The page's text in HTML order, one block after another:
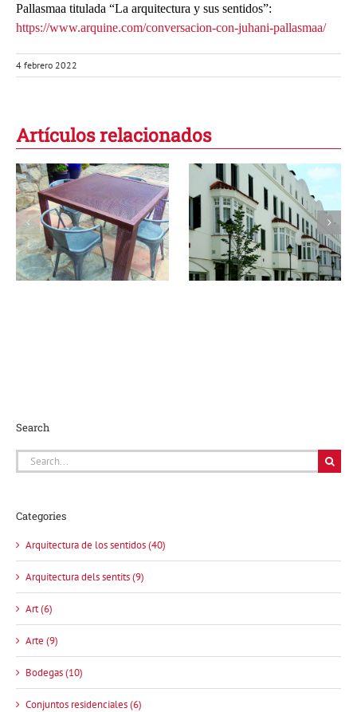
Pallasmaa titulada “La arquitectura y sus sentidos”:
https://www.arquine.com/conversacion-con-juhani-pallasmaa/
4 febrero 2022
Artículos relacionados
Conjunto
residencial en
Calella: habitar el
Mediterráneo
La casa de los
cinco elementos y
la luna
Search
Search
for:
Categories
Arquitectura de los sentidos (40)
Arquitectura dels sentits (9)
Art (6)
Arte (9)
Bodegas (10)
Conjuntos residenciales (6)